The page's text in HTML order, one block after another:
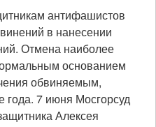
антифашистов
в нанесении
Отмена наиболее
основанием
обвиняемым,
7 июня Мосгорсуд
Алексея